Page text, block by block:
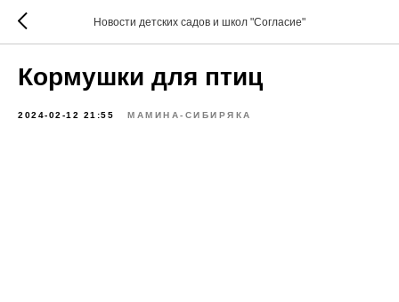
Новости детских садов и школ "Согласие"
Кормушки для птиц
2024-02-12 21:55 МАМИНА-СИБИРЯКА